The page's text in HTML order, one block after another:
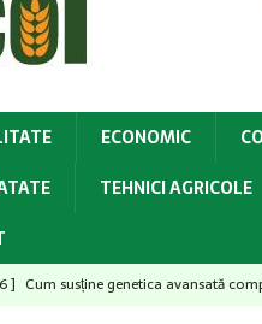
ECONOMIC
TEHNICI AGRICOLE
] Cum susține genetica avansată